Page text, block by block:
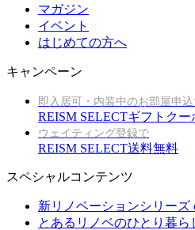
マガジン
イベント
はじめての方へ
キャンペーン
即入居可・内装中のお部屋申
REISM SELECTギフトクー
ウェイティング登録で
REISM SELECT送料無料
スペシャルコンテンツ
新リノベーションシリーズ
とあるリノベのひとり暮ら